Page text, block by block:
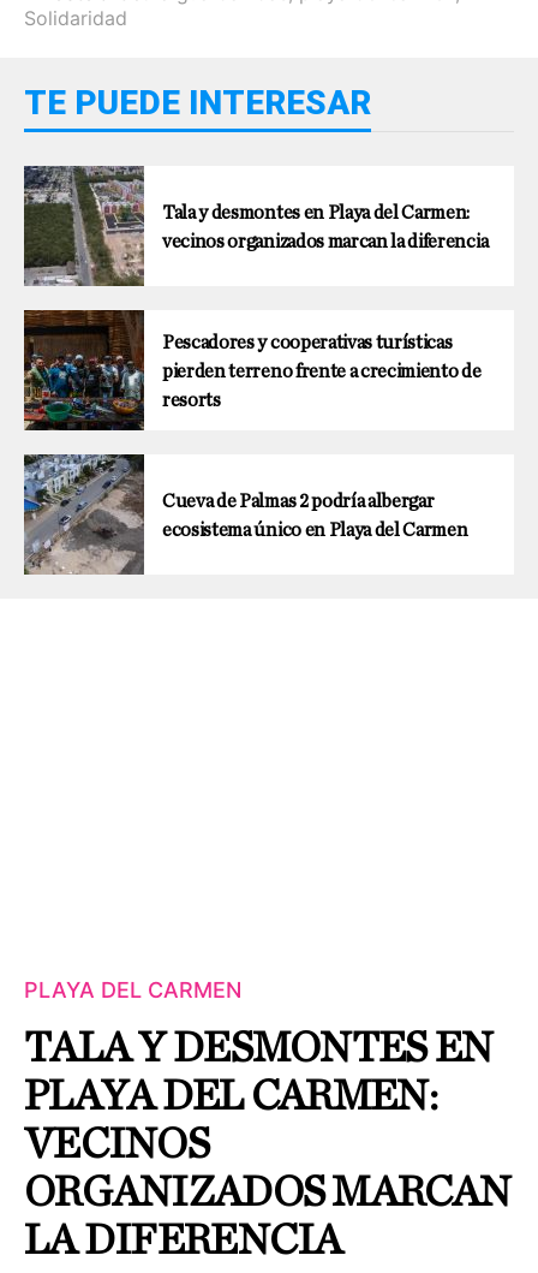
Solidaridad
TE PUEDE INTERESAR
Tala y desmontes en Playa del Carmen:
vecinos organizados marcan la diferencia
Pescadores y cooperativas turísticas
pierden terreno frente a crecimiento de
resorts
Cueva de Palmas 2 podría albergar
ecosistema único en Playa del Carmen
PLAYA DEL CARMEN
TALA Y DESMONTES EN
PLAYA DEL CARMEN:
VECINOS
ORGANIZADOS MARCAN
LA DIFERENCIA